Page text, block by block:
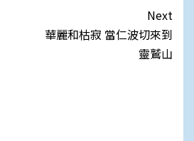
Next
華麗和枯寂 當仁波切來到
靈鷲山